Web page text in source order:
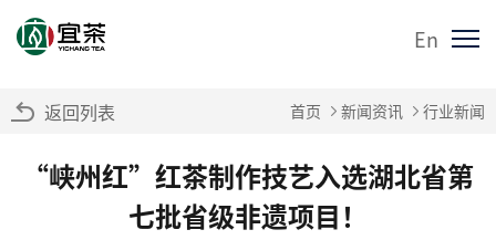
En
返回列表 首页 新闻资讯 行业新闻
“峡州红”红茶制作技艺入选湖北省第
七批省级非遗项目！